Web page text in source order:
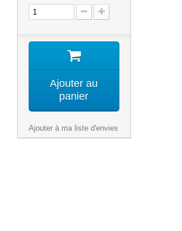
Ajouter au
panier
Ajouter à ma liste d'envies